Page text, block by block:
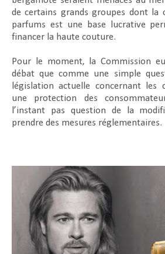
de certains grands groupes dont la
parfums est une base lucrative
financer la haute couture.
Pour le moment, la Commission
débat que comme une simple
législation actuelle concernant les
une protection des
l’instant pas question de la
prendre des mesures réglementaires.